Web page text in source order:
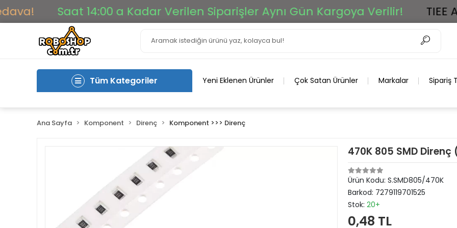
Saat 14:00 a Kadar Verilen Siparişler Aynı Gün Kargoya Verilir! TIEE Ar-
Tüm Kategoriler Yeni Eklenen Ürünler Çok Satan Ürünler Markalar Sipariş
Ana Sayfa Komponent Direnç Komponent >>> Direnç
470K 805 SMD Direnç
Ürün Kodu: S.SMD805/470K
Barkod: 7279119701525
Stok: 20+
0,48 TL